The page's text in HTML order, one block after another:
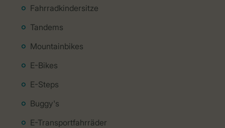
Fahrradkindersitze
Tandems
Mountainbikes
E-Bikes
E-Steps
Buggy's
E-Transportfahrräder